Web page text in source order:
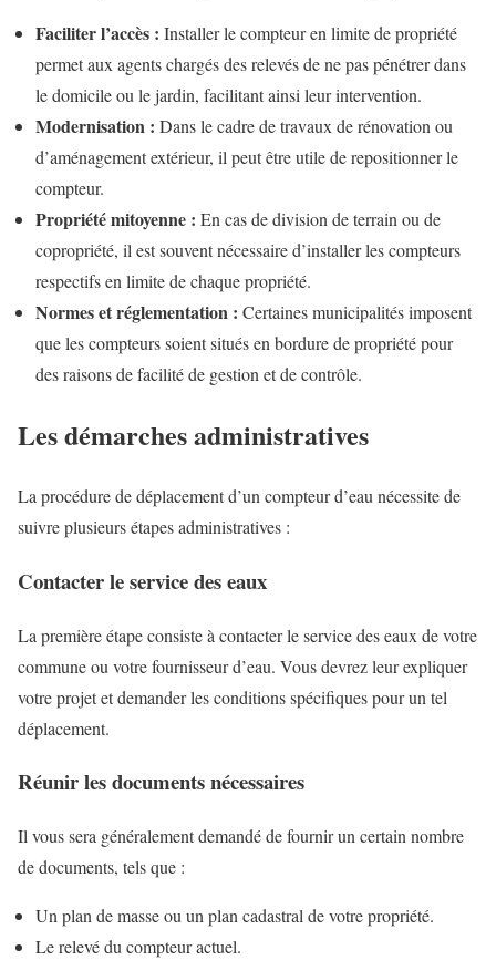
Faciliter l’accès : Installer le compteur en limite de propriété
permet aux agents chargés des relevés de ne pas pénétrer dans
le domicile ou le jardin, facilitant ainsi leur intervention.
Modernisation : Dans le cadre de travaux de rénovation ou
d’aménagement extérieur, il peut être utile de repositionner le
compteur.
Propriété mitoyenne : En cas de division de terrain ou de
copropriété, il est souvent nécessaire d’installer les compteurs
respectifs en limite de chaque propriété.
Normes et réglementation : Certaines municipalités imposent
que les compteurs soient situés en bordure de propriété pour
des raisons de facilité de gestion et de contrôle.
Les démarches administratives
La procédure de déplacement d’un compteur d’eau nécessite de
suivre plusieurs étapes administratives :
Contacter le service des eaux
La première étape consiste à contacter le service des eaux de votre
commune ou votre fournisseur d’eau. Vous devrez leur expliquer
votre projet et demander les conditions spécifiques pour un tel
déplacement.
Réunir les documents nécessaires
Il vous sera généralement demandé de fournir un certain nombre
de documents, tels que :
Un plan de masse ou un plan cadastral de votre propriété.
Le relevé du compteur actuel.